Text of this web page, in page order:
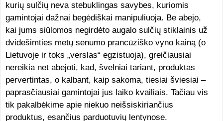
kurių sulčių neva stebuklingas savybes, kuriomis
gamintojai dažnai begėdiškai manipuliuoja. Be abejo,
kai jums siūlomos negirdėto augalo sulčių stiklainis už
dvidešimties metų senumo prancūziško vyno kainą (o
Lietuvoje ir toks „verslas“ egzistuoja), greičiausiai
nereikia net abejoti, kad, švelniai tariant, produktas
pervertintas, o kalbant, kaip sakoma, tiesiai šviesiai –
paprasčiausiai gamintojai jus laiko kvailiais. Tačiau vis
tik pakalbėkime apie niekuo neišsiskiriančius
produktus, esančius parduotuvių lentynose.